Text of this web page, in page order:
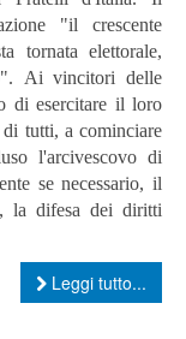
"il crescente
tornata elettorale,
Ai vincitori delle
di esercitare il loro
tutti, a cominciare
l'arcivescovo di
se necessario, il
la difesa dei diritti
Leggi tutto...